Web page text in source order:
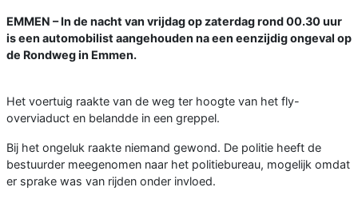
EMMEN – In de nacht van vrijdag op zaterdag rond 00.30 uur
is een automobilist aangehouden na een eenzijdig ongeval op
de Rondweg in Emmen.
Het voertuig raakte van de weg ter hoogte van het fly-
overviaduct en belandde in een greppel.
Bij het ongeluk raakte niemand gewond. De politie heeft de
bestuurder meegenomen naar het politiebureau, mogelijk omdat
er sprake was van rijden onder invloed.